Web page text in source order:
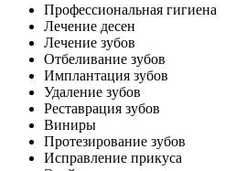
Профессиональная гигиена
Лечение десен
Лечение зубов
Отбеливание зубов
Имплантация зубов
Удаление зубов
Реставрация зубов
Виниры
Протезирование зубов
Исправление прикуса